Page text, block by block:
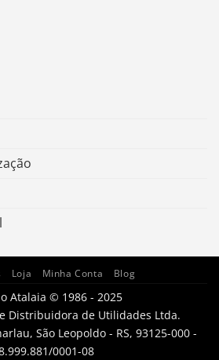
Loja Minha Conta Blog
Atalaia © 1986 - 2025
Distribuidora de Utilidades Ltda.
São Leopoldo - RS, 93125-000 -
0001-08